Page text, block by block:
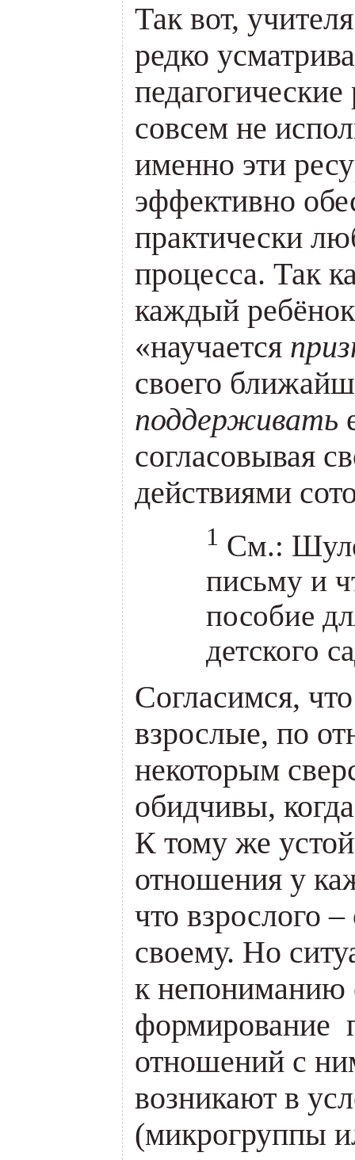
Так вот,
редко
совсем не
именно эти
эффективно
практически
процесса. Так
каждый
«научается
своего
поддерживать
согласовывая
действиями
1 См.:
письму и
пособие
детского
Согласимся,
взрослые, по
некоторым
обидчивы,
К тому же
отношения у
что взрослого
своему. Но
к непониманию
формирование
отношений с
возникают в
(микрогруппы